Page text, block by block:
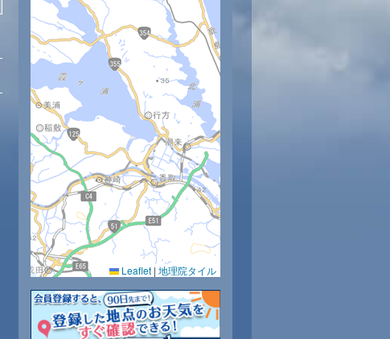
Leaflet | 地理院タイル